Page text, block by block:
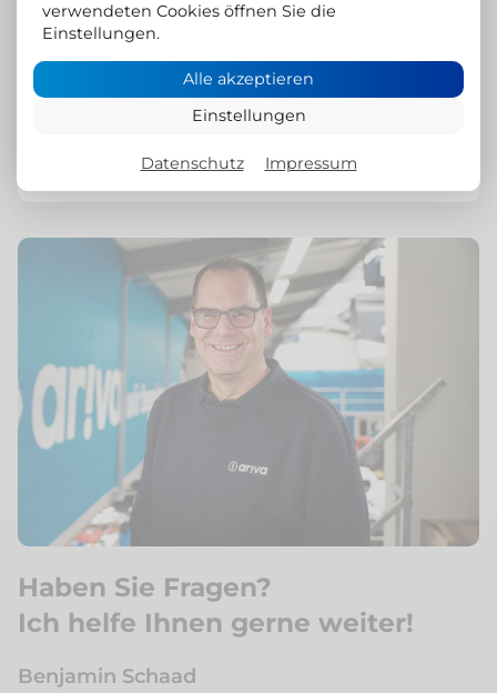
Vollluftfahrwerk, Auflastung
und Felgen/Reifen
VB Airsuspension 4-Corner Luftfahrwerk
Haben Sie Fragen?
Ich helfe Ihnen gerne weiter!
Benjamin Schaad
verwendeten Cookies öffnen Sie die
Einstellungen.
Alle akzeptieren
Einstellungen
Datenschutz Impressum